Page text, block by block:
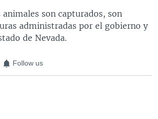
animales son capturados, son
administradas por el gobierno y
de Nevada.
Follow us